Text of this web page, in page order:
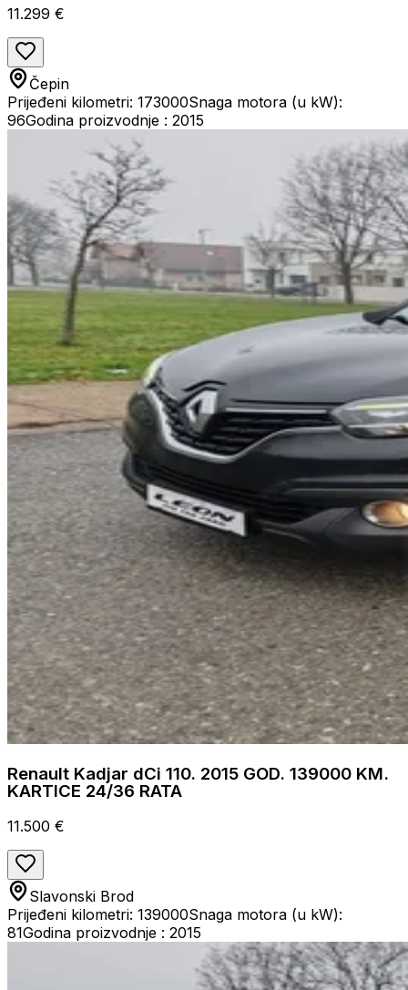
11.299 €
Čepin
Prijeđeni kilometri: 173000Snaga motora (u kW):
96Godina proizvodnje : 2015
Renault Kadjar dCi 110. 2015 GOD. 139000 KM.
KARTICE 24/36 RATA
11.500 €
Slavonski Brod
Prijeđeni kilometri: 139000Snaga motora (u kW):
81Godina proizvodnje : 2015